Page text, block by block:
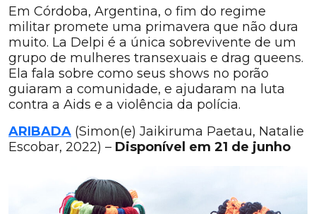
Em Córdoba, Argentina, o fim do regime
militar promete uma primavera que não dura
muito. La Delpi é a única sobrevivente de um
grupo de mulheres transexuais e drag queens.
Ela fala sobre como seus shows no porão
guiaram a comunidade, e ajudaram na luta
contra a Aids e a violência da polícia.
ARIBADA (Simon(e) Jaikiruma Paetau, Natalie
Escobar, 2022) – Disponível em 21 de junho